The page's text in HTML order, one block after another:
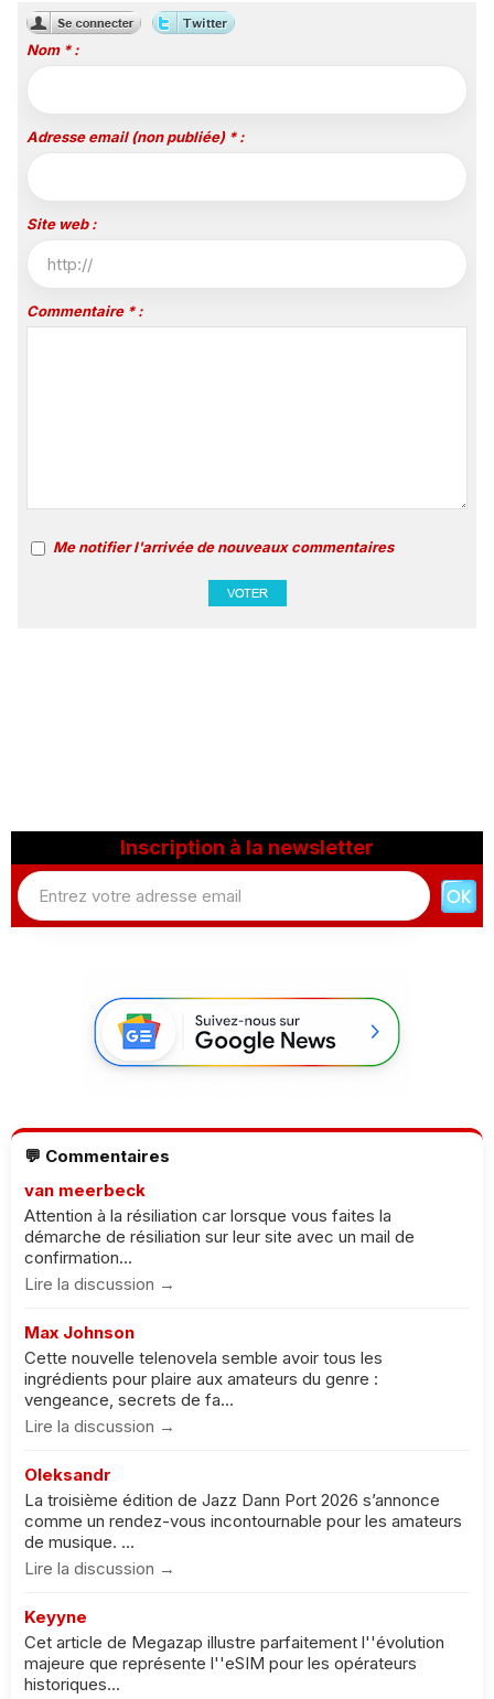
Nom * :
Adresse email (non publiée) * :
Site web :
Commentaire * :
Me notifier l'arrivée de nouveaux commentaires
Inscription à la newsletter
💬 Commentaires
van meerbeck
Attention à la résiliation car lorsque vous faites la
démarche de résiliation sur leur site avec un mail de
confirmation...
Lire la discussion →
Max Johnson
Cette nouvelle telenovela semble avoir tous les
ingrédients pour plaire aux amateurs du genre :
vengeance, secrets de fa...
Lire la discussion →
Oleksandr
La troisième édition de Jazz Dann Port 2026 s’annonce
comme un rendez-vous incontournable pour les amateurs
de musique. ...
Lire la discussion →
Keyyne
Cet article de Megazap illustre parfaitement l''évolution
majeure que représente l''eSIM pour les opérateurs
historiques...